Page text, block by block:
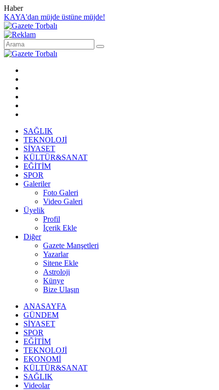
Haber
KAYA'dan müjde üstüne müjde!
SAĞLIK
TEKNOLOJİ
SİYASET
KÜLTÜR&SANAT
EĞİTİM
SPOR
Galeriler
Foto Galeri
Video Galeri
Üyelik
Profil
İçerik Ekle
Diğer
Gazete Manşetleri
Yazarlar
Sitene Ekle
Astroloji
Künye
Bize Ulaşın
ANASAYFA
GÜNDEM
SİYASET
SPOR
EĞİTİM
TEKNOLOJİ
EKONOMİ
KÜLTÜR&SANAT
SAĞLIK
Videolar